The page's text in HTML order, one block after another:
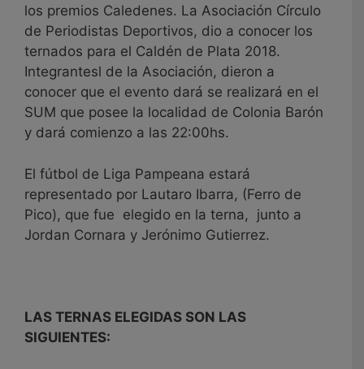
los premios Caledenes. La Asociación Círculo
de Periodistas Deportivos, dio a conocer los
ternados para el Caldén de Plata 2018.
Integrantesl de la Asociación, dieron a
conocer que el evento dará se realizará en el
SUM que posee la localidad de Colonia Barón
y dará comienzo a las 22:00hs.
El fútbol de Liga Pampeana estará
representado por Lautaro Ibarra, (Ferro de
Pico), que fue elegido en la terna, junto a
Jordan Cornara y Jerónimo Gutierrez.
LAS TERNAS ELEGIDAS SON LAS
SIGUIENTES: